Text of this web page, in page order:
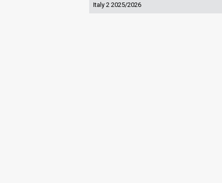
Italy 2 2025/2026